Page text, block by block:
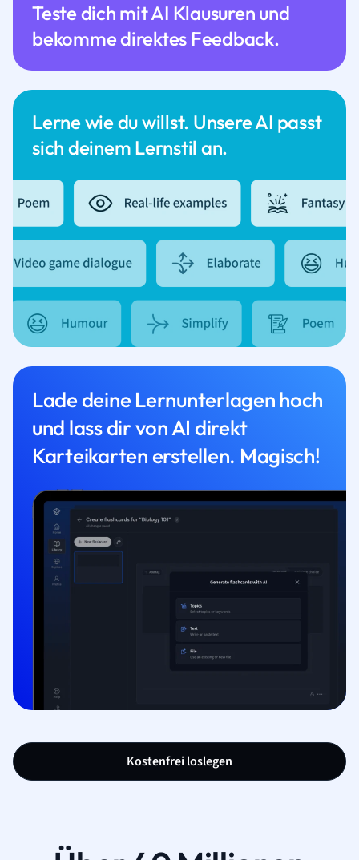
Lerne wie du willst. Unsere AI passt
sich deinem Lernstil an.
Teste dich mit AI Klausuren und
bekomme direktes Feedback.
Lade deine Lernunterlagen hoch
und lass dir von AI direkt
Karteikarten erstellen. Magisch!
Kostenfrei loslegen